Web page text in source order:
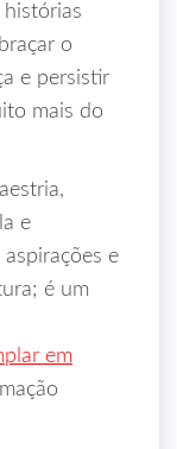
histórias
o
e persistir
mais do
e
e
é um
em